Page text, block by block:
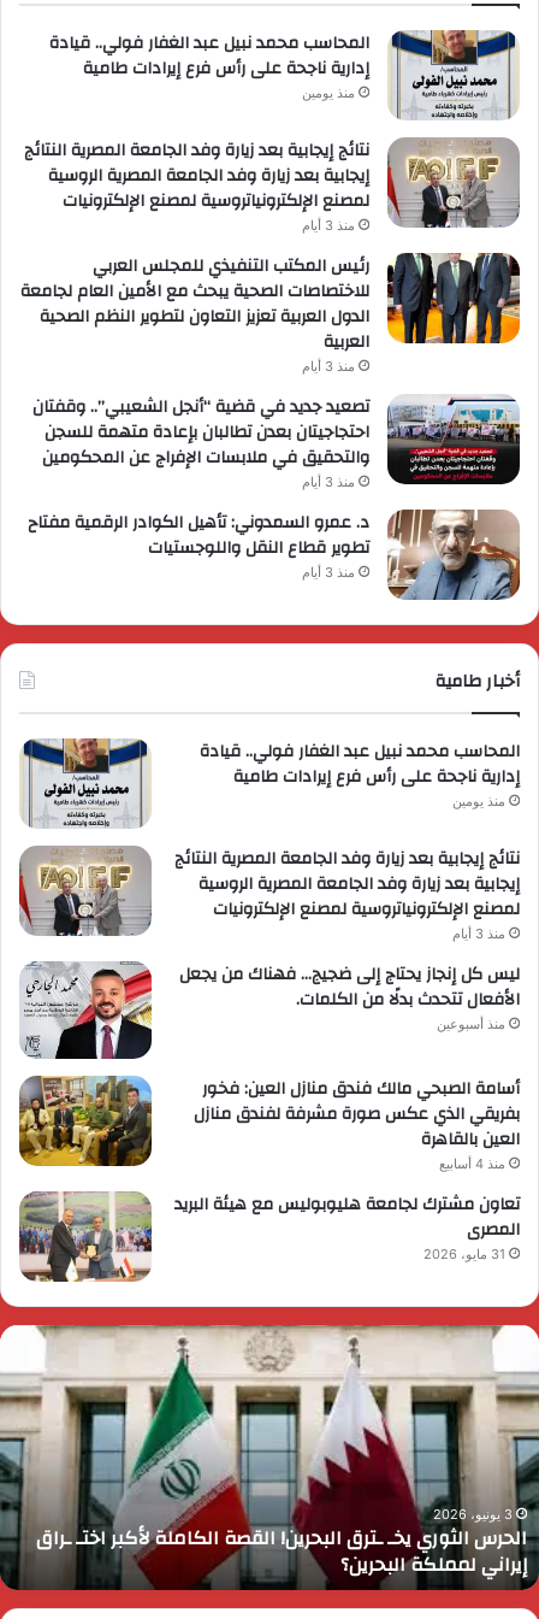
المحاسب محمد نبيل عبد الغفار فولي.. قيادة
إدارية ناجحة على رأس فرع إيرادات طامية
منذ يومين
نتائج إيجابية بعد زيارة وفد الجامعة المصرية النتائج
إيجابية بعد زيارة وفد الجامعة المصرية الروسية
لمصنع الإلكترونياتروسية لمصنع الإلكترونيات
منذ 3 أيام
رئيس المكتب التنفيذي للمجلس العربي
للاختصاصات الصحية يبحث مع الأمين العام لجامعة
الدول العربية تعزيز التعاون لتطوير النظم الصحية
العربية
منذ 3 أيام
تصعيد جديد في قضية “أنجل الشعيبي”.. وقفتان
احتجاجيتان بعدن تطالبان بإعادة متهمة للسجن
والتحقيق في ملابسات الإفراج عن المحكومين
منذ 3 أيام
د. عمرو السمدوني: تأهيل الكوادر الرقمية مفتاح
تطوير قطاع النقل واللوجستيات
منذ 3 أيام
أخبار طامية
المحاسب محمد نبيل عبد الغفار فولي.. قيادة
إدارية ناجحة على رأس فرع إيرادات طامية
منذ يومين
نتائج إيجابية بعد زيارة وفد الجامعة المصرية النتائج
إيجابية بعد زيارة وفد الجامعة المصرية الروسية
لمصنع الإلكترونياتروسية لمصنع الإلكترونيات
منذ 3 أيام
ليس كل إنجاز يحتاج إلى ضجيج… فهناك من يجعل
الأفعال تتحدث بدلًا من الكلمات.
منذ أسبوعين
أسامة الصبحي مالك فندق منازل العين: فخور
بفريقي الذي عكس صورة مشرفة لفندق منازل
العين بالقاهرة
منذ 4 أسابيع
تعاون مشترك لجامعة هليوبوليس مع هيئة البريد
المصرى
31 مايو، 2026
رئيس
يقرر
ضم
مايا
مرسي
وزيرة
التضامن
الاجتماعي
إلى
عضوية
المجموعة
3 يونيو، 2026
رئيس الوزراء يقرر ضم مايا مرسي وزيرة التضامن الاجتماعي إلى
عضوية المجموعة الوزارية لريادة الأعمال